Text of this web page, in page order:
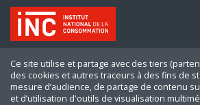
Ce site utilise et partage avec des tiers
des cookies et autres traceurs à des fins de
mesure d’audience, de partage de contenu
et d’utilisation d'outils de visualisation